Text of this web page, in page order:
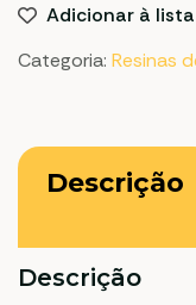
Adicionar à
Categoria: Resinas
Descrição
Descrição